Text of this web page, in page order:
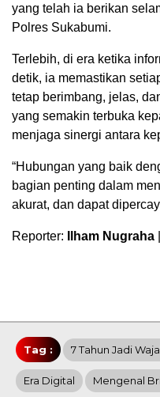
yang telah ia berikan
Polres Sukabumi.
Terlebih, di era ketika
detik, ia memastikan
tetap berimbang, jelas,
yang semakin terbuka
menjaga sinergi antara
“Hubungan yang baik
bagian penting dalam
akurat, dan dapat
Reporter: Ilham Nugraha
Tag : 7 Tahun Jadi
Era Digital Mengenal